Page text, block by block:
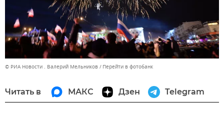
© РИА Новости . Валерий Мельников Перейти в фотобанк
Читать в МАКС Дзен Telegram